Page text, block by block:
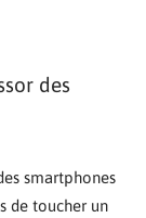
des
smartphones
de toucher un